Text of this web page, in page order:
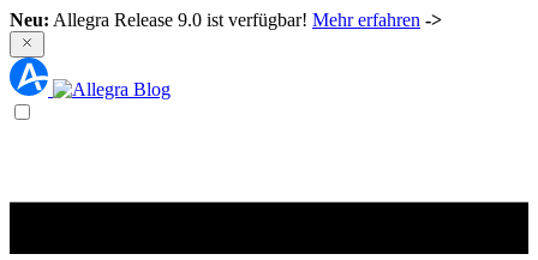
Neu: Allegra Release 9.0 ist verfügbar! Mehr erfahren ->